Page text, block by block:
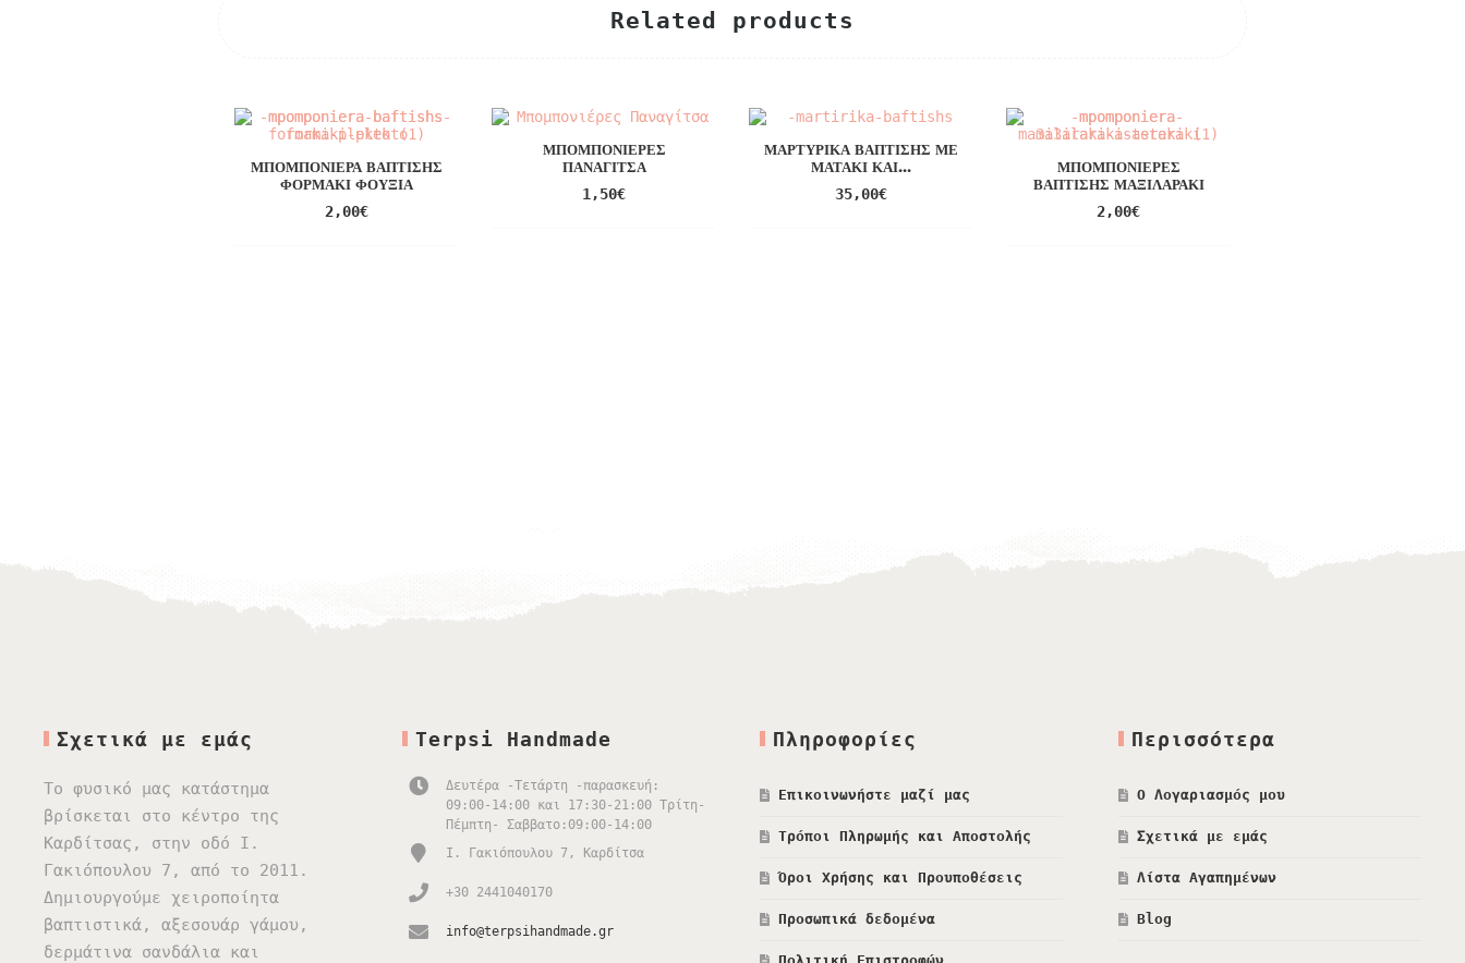
Related products
ΜΠΟΜΠΟΝΙΈΡΑ ΒΆΠΤΙΣΗΣ
ΦΟΡΜΆΚΙ ΦΟΎΞΙΑ
2,00€
ΜΠΟΜΠΟΝΙΈΡΕΣ
ΠΑΝΑΓΊΤΣΑ
1,50€
ΜΑΡΤΥΡΙΚΆ ΒΆΠΤΙΣΗΣ ΜΕ
ΜΑΤΆΚΙ ΚΑΙ...
35,00€
ΜΠΟΜΠΟΝΙΈΡΕΣ
ΒΆΠΤΙΣΗΣ ΜΑΞΙΛΑΡΆΚΙ
2,00€
Σχετικά με εμάς
Το φυσικό μας κατάστημα
βρίσκεται στο κέντρο της
Καρδίτσας, στην οδό Ι.
Γακιόπουλου 7, από το 2011.
Δημιουργούμε χειροποίητα
βαπτιστικά, αξεσουάρ γάμου,
δερμάτινα σανδάλια και
Terpsi Handmade
Δευτέρα -Τετάρτη -παρασκευή:
09:00-14:00 και 17:30-21:00 Τρίτη-
Πέμπτη- Σαββατο:09:00-14:00
Ι. Γακιόπουλου 7, Καρδίτσα
+30 2441040170
info@terpsihandmade.gr
Πληροφορίες
Επικοινωνήστε μαζί μας
Τρόποι Πληρωμής και Αποστολής
Όροι Χρήσης και Προυποθέσεις
Προσωπικά δεδομένα
Περισσότερα
Ο Λογαριασμός μου
Σχετικά με εμάς
Λίστα Αγαπημένων
Blog